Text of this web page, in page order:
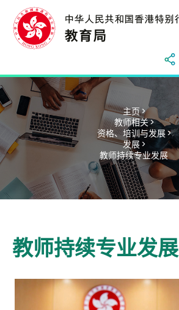
主页 >
教师相关 >
资格、培训与发展 >
发展 >
教师持续专业发展
教师持续专业发展